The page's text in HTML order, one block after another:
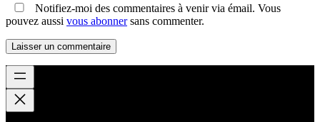
Notifiez-moi des commentaires à venir via émail. Vous
pouvez aussi vous abonnersans commenter.